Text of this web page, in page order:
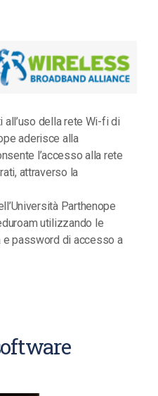
della rete Wi-fi di
aderisce alla
l’accesso alla rete
attraverso la
Parthenope
utilizzando le
password di accesso a